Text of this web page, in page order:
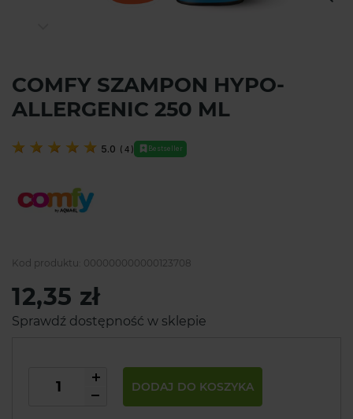
COMFY SZAMPON HYPO-
ALLERGENIC 250 ML
5.0 ( 4 ) Bestseller
Kod produktu: 000000000000123708
12,35 zł
Sprawdź dostępność w sklepie
DODAJ DO KOSZYKA